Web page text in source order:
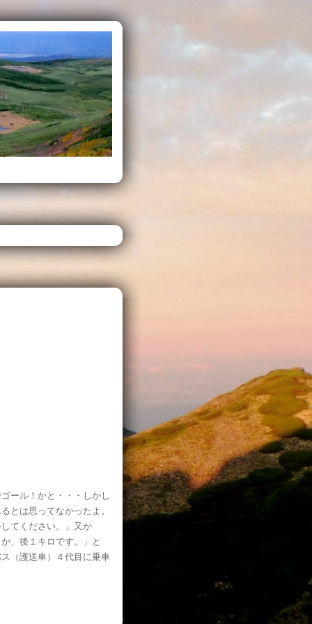
ール！かと・・・しかし
とは思ってなかったよ。
てください。」又か
、後１キロです。」と
（護送車）４代目に乗車